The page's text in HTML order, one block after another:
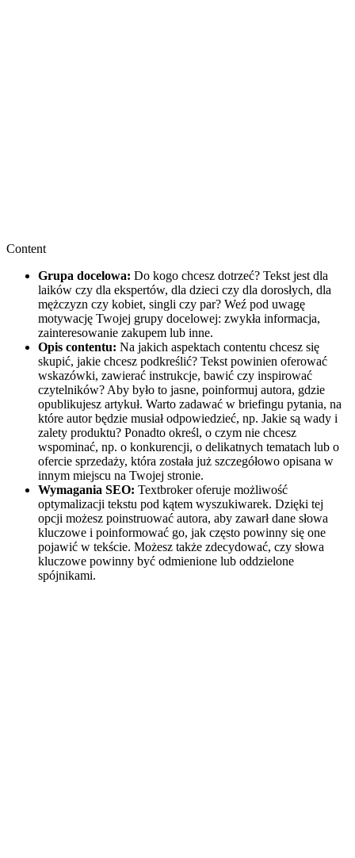
Content
Grupa docelowa: Do kogo chcesz dotrzeć? Tekst jest dla
laików czy dla ekspertów, dla dzieci czy dla dorosłych, dla
mężczyzn czy kobiet, singli czy par? Weź pod uwagę
motywację Twojej grupy docelowej: zwykła informacja,
zainteresowanie zakupem lub inne.
Opis contentu: Na jakich aspektach contentu chcesz się
skupić, jakie chcesz podkreślić? Tekst powinien oferować
wskazówki, zawierać instrukcje, bawić czy inspirować
czytelników? Aby było to jasne, poinformuj autora, gdzie
opublikujesz artykuł. Warto zadawać w briefingu pytania, na
które autor będzie musiał odpowiedzieć, np. Jakie są wady i
zalety produktu? Ponadto określ, o czym nie chcesz
wspominać, np. o konkurencji, o delikatnych tematach lub o
ofercie sprzedaży, która została już szczegółowo opisana w
innym miejscu na Twojej stronie.
Wymagania SEO: Textbroker oferuje możliwość
optymalizacji tekstu pod kątem wyszukiwarek. Dzięki tej
opcji możesz poinstruować autora, aby zawarł dane słowa
kluczowe i poinformować go, jak często powinny się one
pojawić w tekście. Możesz także zdecydować, czy słowa
kluczowe powinny być odmienione lub oddzielone
spójnikami.